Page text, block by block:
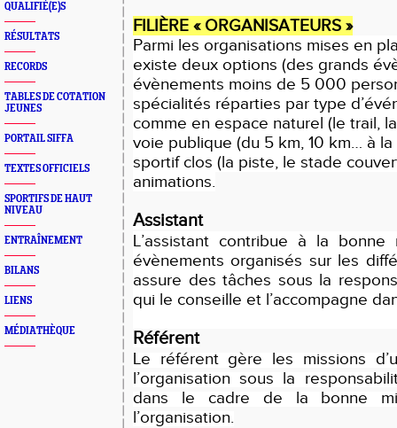
QUALIFIÉ(E)S
RÉSULTATS
RECORDS
TABLES DE COTATION
JEUNES
PORTAIL SIFFA
TEXTES OFFICIELS
SPORTIFS DE HAUT
NIVEAU
ENTRAÎNEMENT
BILANS
LIENS
MÉDIATHÈQUE
FILIÈRE « ORGANISATEURS »
Parmi les organisations mises en
existe deux options (des grands
évènements moins de 5 000
spécialités réparties par type
comme en espace naturel (le trail,
voie publique (du 5 km, 10 km… à
sportif clos (la piste, le stade
animations.
Assistant
L’assistant contribue à la
évènements organisés sur les
assure des tâches sous la
qui le conseille et l’accompagne
Référent
Le référent gère les missions
l’organisation sous la
dans le cadre de la bonne
l’organisation.